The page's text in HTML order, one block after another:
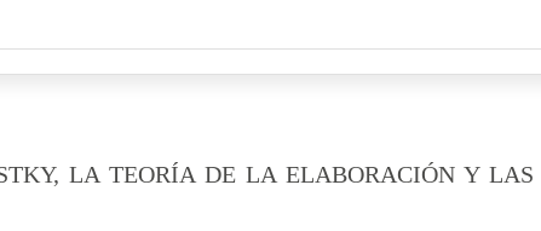
LA TEORÍA DE LA ELABORACIÓN Y